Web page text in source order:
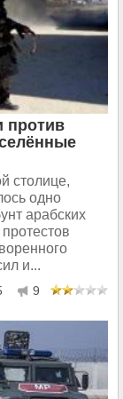
против
столице,
одно
арабских
и...
9